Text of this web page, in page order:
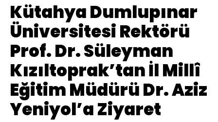
Kütahya Dumlupınar
Üniversitesi Rektörü
Prof. Dr. Süleyman
Kızıltoprak’tan İl Millî
Eğitim Müdürü Dr. Aziz
Yeniyol’a Ziyaret